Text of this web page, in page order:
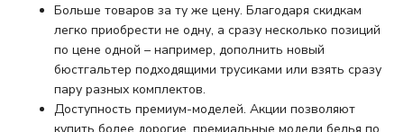
Больше товаров за ту же цену. Благодаря скидкам
легко приобрести не одну, а сразу несколько позиций
по цене одной – например, дополнить новый
бюстгальтер подходящими трусиками или взять сразу
пару разных комплектов.
Доступность премиум-моделей. Акции позволяют
купить более дорогие, премиальные модели белья по